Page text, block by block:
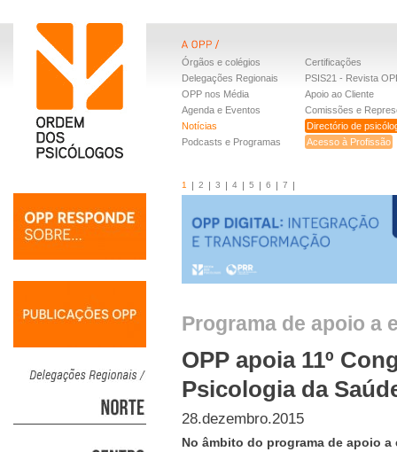
Órgãos e colégios
Delegações Regionais
OPP nos Média
Agenda e Eventos
Notícias
Podcasts e Programas
Certificações
PSIS21 - Revista
Apoio ao Cliente
Comissões e
Directório de
Acesso à Profissão
1 2 3 4 5 6 7
Programa de apoio a
OPP apoia 11º
Psicologia da
28.dezembro.2015
No âmbito do programa de apoio